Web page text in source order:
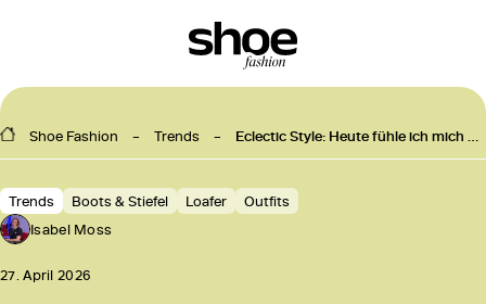
Shoe Fashion Trends Eclectic Style: Heute fühle ich mich …
Trends Boots & Stiefel Loafer
Outfits
Isabel Moss
27. April 2026